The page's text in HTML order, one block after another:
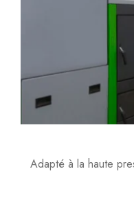
Adapté à la haute